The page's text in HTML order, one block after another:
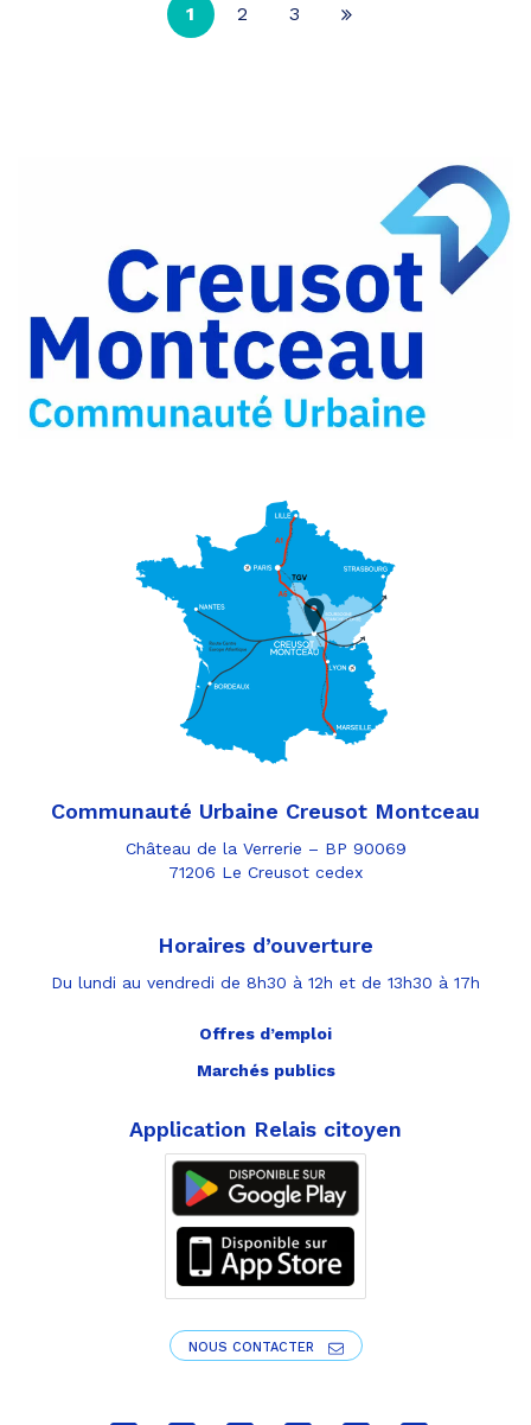
1 2 3
Page
Communauté Urbaine Creusot Montceau
Château de la Verrerie – BP 90069
71206 Le Creusot cedex
Horaires d’ouverture
Du lundi au vendredi de 8h30 à 12h et de 13h30 à 17h
Offres d’emploi
Marchés publics
Application Relais citoyen
NOUS CONTACTER